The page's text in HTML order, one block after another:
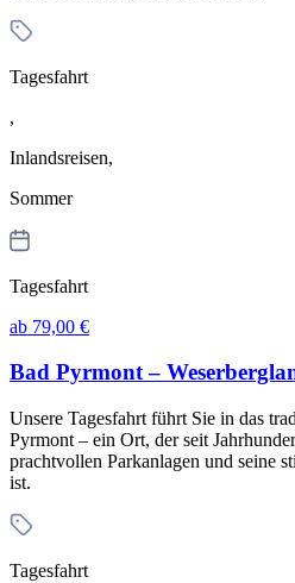
Tagesfahrt
,
Inlandsreisen,
Sommer
Tagesfahrt
ab 79,00 €
Bad Pyrmont –
Unsere Tagesfahrt führt Sie in das
Pyrmont – ein Ort, der seit
prachtvollen Parkanlagen und seine
ist.
Tagesfahrt